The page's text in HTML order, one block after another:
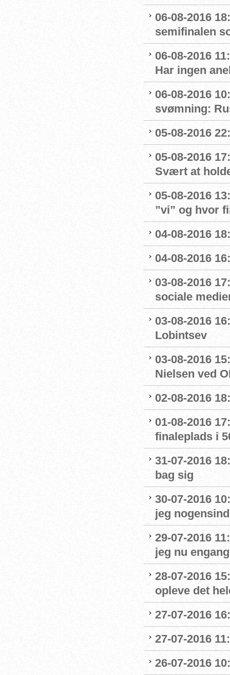
06-08-2016
semifinalen
06-08-2016
Har ingen
06-08-2016
svømning:
05-08-2016
05-08-2016
Svært at
05-08-2016
”vi” og hvor
04-08-2016
04-08-2016
03-08-2016
sociale
03-08-2016
Lobintsev
03-08-2016
Nielsen ved
02-08-2016
01-08-2016
finaleplads i
31-07-2016
bag sig
30-07-2016
jeg
29-07-2016
jeg nu
28-07-2016
opleve det
27-07-2016
27-07-2016
26-07-2016